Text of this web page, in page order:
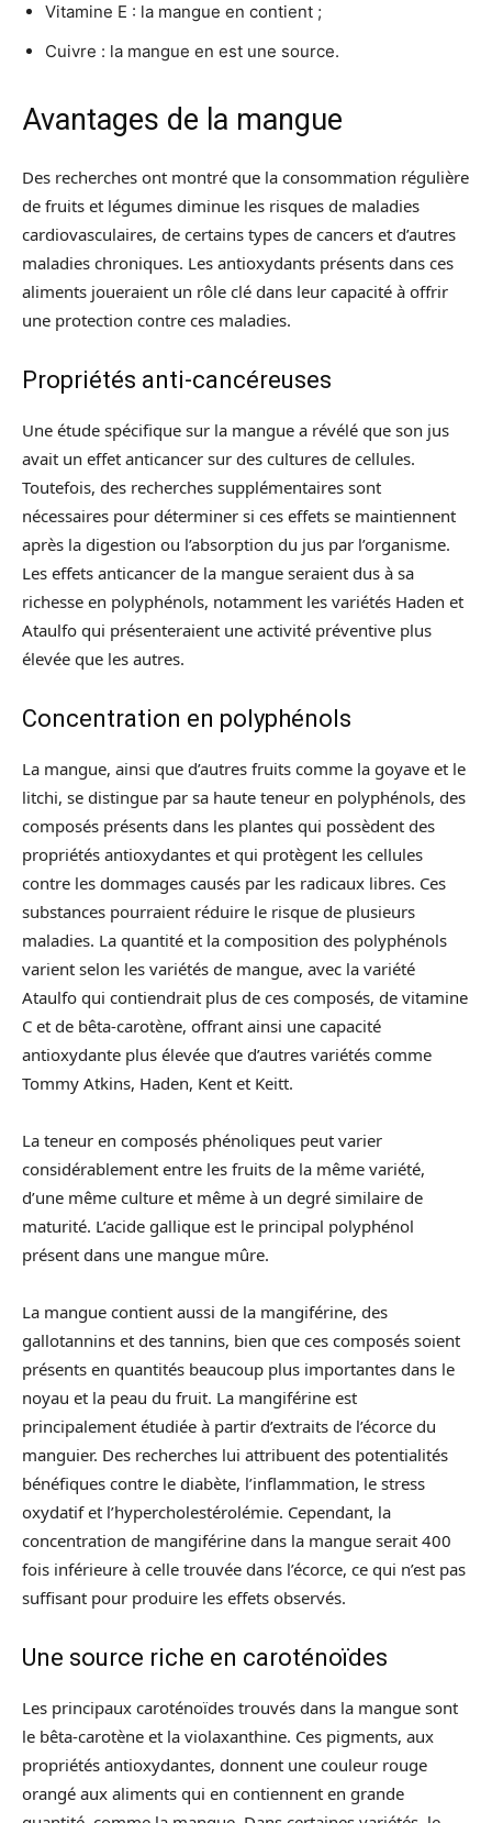
Vitamine E : la mangue en contient ;
Cuivre : la mangue en est une source.
Avantages de la mangue
Des recherches ont montré que la consommation régulière
de fruits et légumes diminue les risques de maladies
cardiovasculaires, de certains types de cancers et d’autres
maladies chroniques. Les antioxydants présents dans ces
aliments joueraient un rôle clé dans leur capacité à offrir
une protection contre ces maladies.
Propriétés anti-cancéreuses
Une étude spécifique sur la mangue a révélé que son jus
avait un effet anticancer sur des cultures de cellules.
Toutefois, des recherches supplémentaires sont
nécessaires pour déterminer si ces effets se maintiennent
après la digestion ou l’absorption du jus par l’organisme.
Les effets anticancer de la mangue seraient dus à sa
richesse en polyphénols, notamment les variétés Haden et
Ataulfo qui présenteraient une activité préventive plus
élevée que les autres.
Concentration en polyphénols
La mangue, ainsi que d’autres fruits comme la goyave et le
litchi, se distingue par sa haute teneur en polyphénols, des
composés présents dans les plantes qui possèdent des
propriétés antioxydantes et qui protègent les cellules
contre les dommages causés par les radicaux libres. Ces
substances pourraient réduire le risque de plusieurs
maladies. La quantité et la composition des polyphénols
varient selon les variétés de mangue, avec la variété
Ataulfo qui contiendrait plus de ces composés, de vitamine
C et de bêta-carotène, offrant ainsi une capacité
antioxydante plus élevée que d’autres variétés comme
Tommy Atkins, Haden, Kent et Keitt.
La teneur en composés phénoliques peut varier
considérablement entre les fruits de la même variété,
d’une même culture et même à un degré similaire de
maturité. L’acide gallique est le principal polyphénol
présent dans une mangue mûre.
La mangue contient aussi de la mangiférine, des
gallotannins et des tannins, bien que ces composés soient
présents en quantités beaucoup plus importantes dans le
noyau et la peau du fruit. La mangiférine est
principalement étudiée à partir d’extraits de l’écorce du
manguier. Des recherches lui attribuent des potentialités
bénéfiques contre le diabète, l’inflammation, le stress
oxydatif et l’hypercholestérolémie. Cependant, la
concentration de mangiférine dans la mangue serait 400
fois inférieure à celle trouvée dans l’écorce, ce qui n’est pas
suffisant pour produire les effets observés.
Une source riche en caroténoïdes
Les principaux caroténoïdes trouvés dans la mangue sont
le bêta-carotène et la violaxanthine. Ces pigments, aux
propriétés antioxydantes, donnent une couleur rouge
orangé aux aliments qui en contiennent en grande